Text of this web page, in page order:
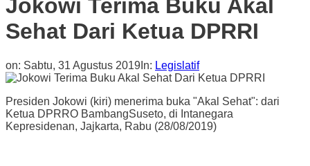
Jokowi Terima Buku Akal
Sehat Dari Ketua DPRRI
on: Sabtu, 31 Agustus 2019 In: Legislatif
Presiden Jokowi (kiri) menerima buka "Akal Sehat": dari
Ketua DPRRO BambangSuseto, di Intanegara
Kepresidenan, Jajkarta, Rabu (28/08/2019)